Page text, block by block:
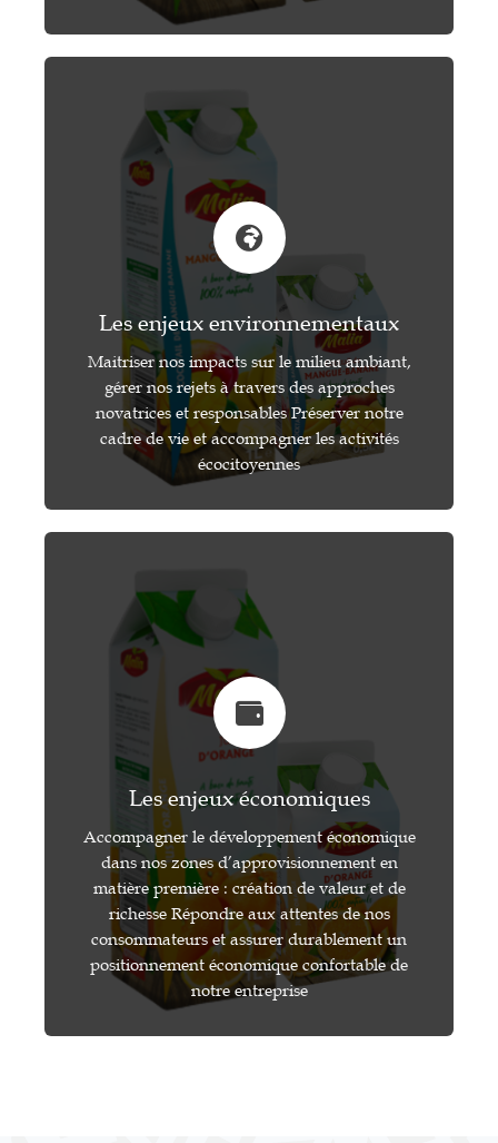
Les enjeux environnementaux
Maitriser nos impacts sur le milieu ambiant,
gérer nos rejets à travers des approches
novatrices et responsables Préserver notre
cadre de vie et accompagner les activités
écocitoyennes
Les enjeux économiques
Accompagner le développement économique
dans nos zones d’approvisionnement en
matière première : création de valeur et de
richesse Répondre aux attentes de nos
consommateurs et assurer durablement un
positionnement économique confortable de
notre entreprise